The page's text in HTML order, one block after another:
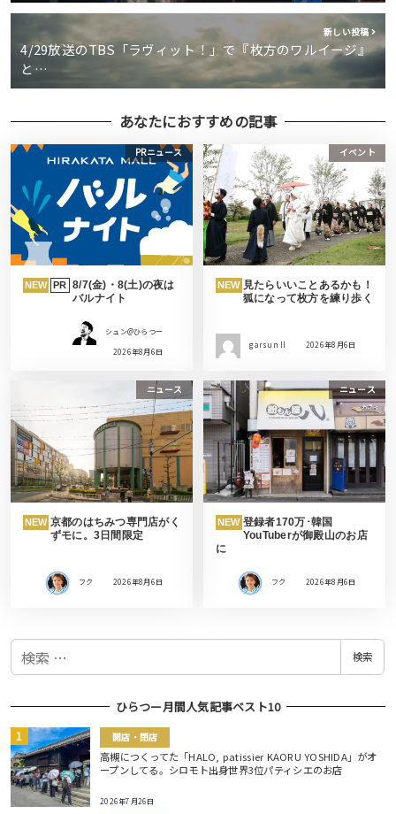
新しい投稿
4/29放送のTBS「ラヴィット！」で『枚方のワルイージ』
と…
あなたにおすすめの記事
PRニュース
NEW PR 8/7(金)・8(土)の夜は
バルナイト
シュン@ひらつー
2026年8月6日
イベント
NEW 見たらいいことあるかも！
狐になって枚方を練り歩く
garsun II 2026年8月6日
ニュース
NEW 京都のはちみつ専門店がく
ずモに。3日間限定
フク 2026年8月6日
ニュース
NEW 登録者170万･韓国
YouTuberが御殿山のお店
に
フク 2026年8月6日
検
検索
ひらつー月間人気記事ベスト10
開店・閉店
高槻につくってた「HALO, patissier KAORU YOSHIDA」がオ
ープンしてる。シロモト出身世界3位パティシエのお店
2026年7月26日